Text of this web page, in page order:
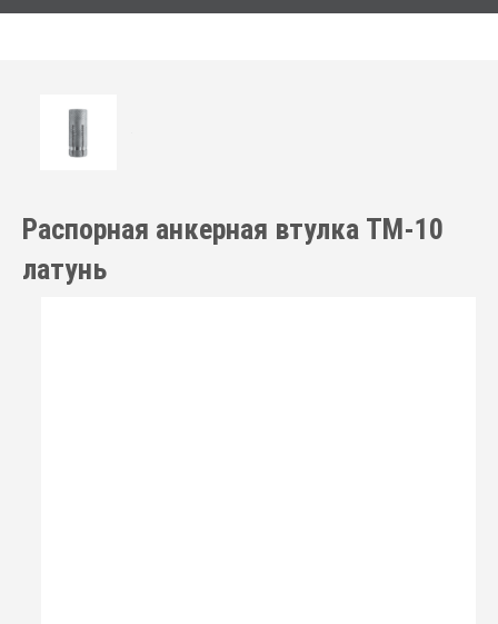
Распорная анкерная втулка TM-10
латунь